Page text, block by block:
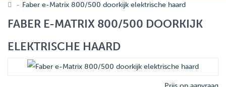
Faber e-Matrix 800/500 doorkijk elektrische haard
FABER E-MATRIX 800/500 DOORKIJK
ELEKTRISCHE HAARD